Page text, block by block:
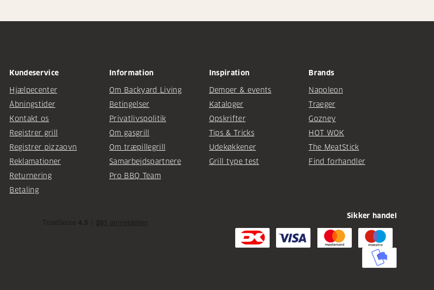
Kundeservice
Hjælpecenter
Åbningstider
Kontakt os
Registrer grill
Registrer pizzaovn
Reklamationer
Returnering
Betaling
Information
Om Backyard Living
Betingelser
Privatlivspolitik
Om gasgrill
Om træpillegrill
Samarbejdspartnere
Pro BBQ Team
Inspiration
Demoer & events
Kataloger
Opskrifter
Tips & Tricks
Udekøkkener
Grill type test
Brands
Napoleon
Traeger
Gozney
HOT WOK
The MeatStick
Find forhandler
Sikker handel